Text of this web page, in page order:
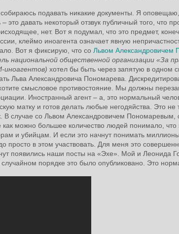
подавать никакие документы. Я оповещаю,
давать некоторый отзвук публичный того, что
нет. Вот я подумал, что это предмет,
клеймо иноагента означает явную
Вот я фиксирую, что со Львом Александровичем
национальной общественной организации «За
иноагентов) хотел бы быть через запятую в одном
Льва Александровича Пономарева.
смысловое противостояние. Мы должны
Иностранный агент – а, это нормальный
матку и готов делать любые негодяйства. Это не
В случае со Львом Александровичем Пономаревым,
можно большее количество людей понимало, что
и убийцам. И если это начнут понимать
просто в этом участвовать. Для меня это
появились наши посты на «Эхе». Мой и Леонида
порядке это было опубликовано. Это